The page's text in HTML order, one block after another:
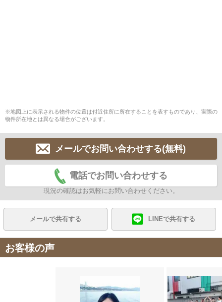
※地図上に表示される物件の位置は付近住所に所在することを表すものであり、実際の
物件所在地とは異なる場合がございます。
メールでお問い合わせする(無料)
電話でお問い合わせする
現況の確認はお気軽にお問い合わせください。
メールで共有する LINEで共有する
お客様の声